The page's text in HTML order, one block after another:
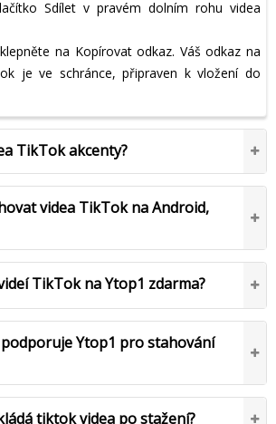
Sdílet v pravém dolním rohu videa
na Kopírovat odkaz. Váš odkaz na
je ve schránce, připraven k vložení do
TikTok akcenty?
videa TikTok na Android,
TikTok na Ytop1 zdarma?
Ytop1 pro stahování
tiktok videa po stažení?